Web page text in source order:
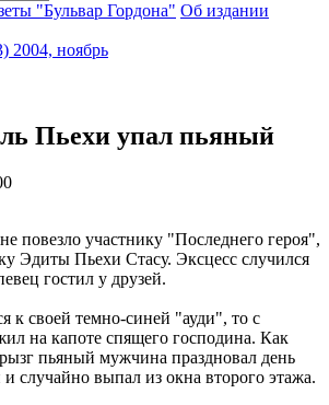
"Бульвар Гордона" Об издании
2004, ноябрь
Пьехи упал пьяный
повезло участнику "Последнего героя",
Эдиты Пьехи Стасу. Эксцесс случился
гостил у друзей.
к своей темно-синей "ауди", то с
на капоте спящего господина. Как
пьяный мужчина праздновал день
случайно выпал из окна второго этажа.